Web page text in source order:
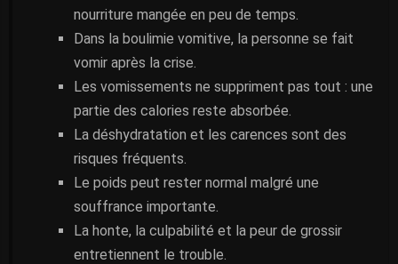
nourriture mangée en peu de temps.
Dans la boulimie vomitive, la personne se fait
vomir après la crise.
Les vomissements ne suppriment pas tout : une
partie des calories reste absorbée.
La déshydratation et les carences sont des
risques fréquents.
Le poids peut rester normal malgré une
souffrance importante.
La honte, la culpabilité et la peur de grossir
entretiennent le trouble.